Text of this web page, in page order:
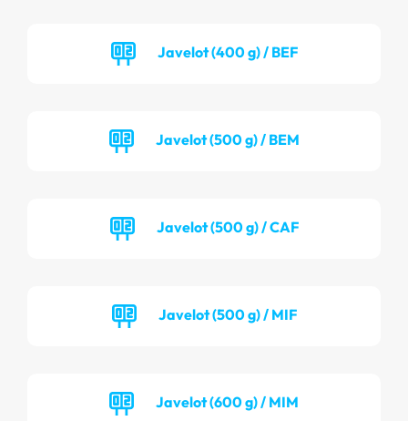
Javelot (400 g) / BEF
Javelot (500 g) / BEM
Javelot (500 g) / CAF
Javelot (500 g) / MIF
Javelot (600 g) / MIM